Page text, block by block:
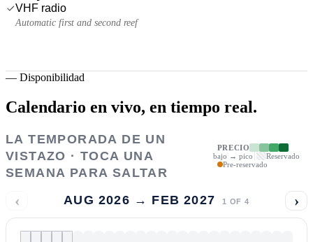
VHF radio
Automatic first and second reef
— Disponibilidad
Calendario en vivo, en tiempo real.
LA TEMPORADA DE UN
VISTAZO · TOCA UNA
SEMANA PARA SALTAR
PRECIO
bajo → pico
Reservado
Pre-reservado
‹ AUG 2026 → FEB 2027 1 OF 4 ›